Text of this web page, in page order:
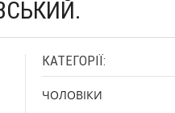
КАТЕГОРІЇ:
ЧОЛОВІКИ